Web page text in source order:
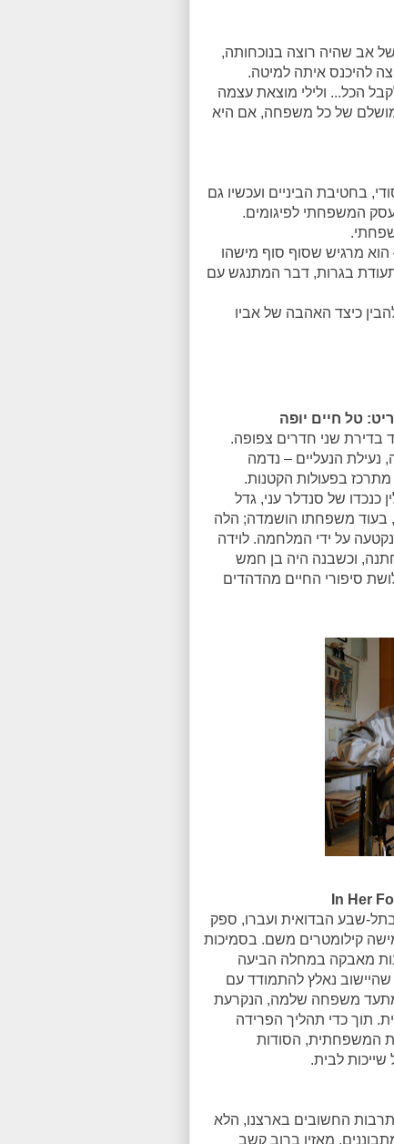
אב שהיה רוצה בנוכחותה,
להיכנס איתה למיטה.
הכל... ולילי מוצאת עצמה
של כל משפחה, אם היא
בחטיבת הביניים ועכשיו גם
המשפחתי לפיגומים.
מרגיש שסוף סוף מישהו
בגרות, דבר המתנגש עם
כיצד האהבה של אביו
בדירת שני חדרים צפופה.
הנעליים – נדמה
בפעולות הקטנות.
כנכדו של סנדלר עני, גדל
בעוד משפחתו הושמדה; הלה
על ידי המלחמה. לוידה
וכשבנה היה בן חמש
סיפורי החיים מהדהדים
שבע הבדואית ועברו, ספק
קילומטרים משם. בסמיכות
מאבקה במחלה הביעה
נאלץ להתמודד עם
מתעד משפחה שלמה, הנקרעת
תוך כדי תהליך הפרידה
המשפחתית, הסודות
שייכות לבית.
החשובים בארצנו, הלא
מאזין ברוב קשב